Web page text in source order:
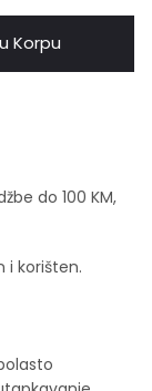
Korpu
do 100 KM,
i korišten.